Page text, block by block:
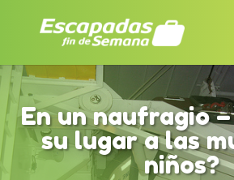
En un naufragio
su lugar a las
niños?